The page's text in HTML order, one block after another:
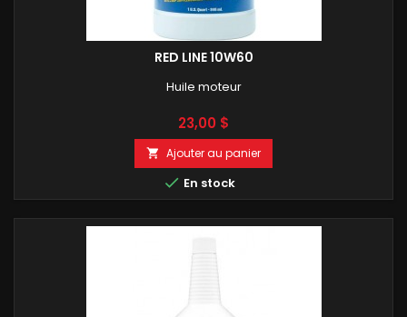
RED LINE 10W60
Huile moteur
Prix
23,00 $
 Ajouter au panier
 En stock